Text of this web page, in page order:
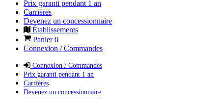
Prix garanti pendant 1 an
Carrières
Devenez un concessionnaire
Établissements
Panier0
Connexion / Commandes
Connexion / Commandes
Prix garanti pendant 1 an
Carrières
Devenez un concessionnaire